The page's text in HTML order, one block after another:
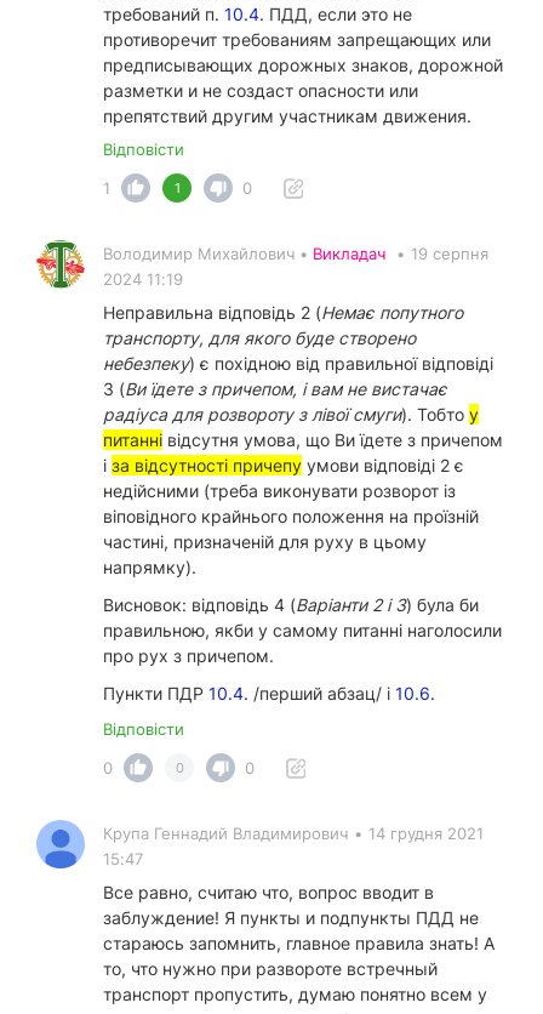
требований п. 10.4. ПДД, если это не
противоречит требованиям запрещающих или
предписывающих дорожных знаков, дорожной
разметки и не создаст опасности или
препятствий другим участникам движения.
Відповісти
1
1 0
Володимир Михайлович • Викладач • 19 серпня
2024 11:19
Неправильна відповідь 2 (Немає попутного
транспорту, для якого буде створено
небезпеку) є похідною від правильної відповіді
3 (Ви їдете з причепом, і вам не вистачає
радіуса для розвороту з лівої смуги). Тобто у
питанні відсутня умова, що Ви їдете з причепом
і за відсутності причепу умови відповіді 2 є
недійсними (треба виконувати розворот із
віповідного крайнього положення на проїзній
частині, призначеній для руху в цьому
напрямку).
Висновок: відповідь 4 (Варіанти 2 і 3) була би
правильною, якби у самому питанні наголосили
про рух з причепом.
Пункти ПДР 10.4. /перший абзац/ і 10.6.
Відповісти
0
0 0
Крупа Геннадий Владимирович • 14 грудня 2021
15:47
Все равно, считаю что, вопрос вводит в
заблуждение! Я пункты и подпункты ПДД не
стараюсь запомнить, главное правила знать! А
то, что нужно при развороте встречный
транспорт пропустить, думаю понятно всем у